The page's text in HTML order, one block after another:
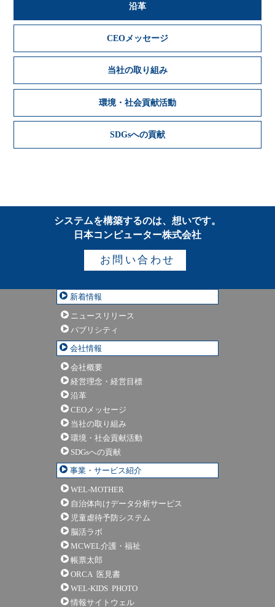
沿革
CEOメッセージ
当社の取り組み
環境・社会貢献活動
SDGsへの貢献
システムを構築するのは、想いです。
日本コンピューター株式会社
お問い合わせ
新着情報
ニュースリリース
パブリシティ
会社情報
会社概要
経営理念・経営目標
沿革
CEOメッセージ
当社の取り組み
環境・社会貢献活動
SDGsへの貢献
事業・サービス紹介
WEL-MOTHER
自治体向けデータ分析サービス
児童虐待予防システム
脳活ラボ
MCWEL介護・福祉
帳票太郎
ORCA 医見書
WEL-KIDS PHOTO
情報サイトウェル